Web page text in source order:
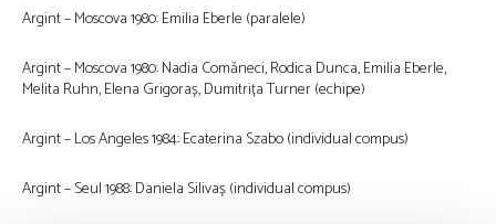
Argint – Moscova 1980: Emilia Eberle (paralele)
Argint – Moscova 1980: Nadia Comăneci, Rodica Dunca, Emilia Eberle,
Melita Ruhn, Elena Grigoraș, Dumitrița Turner (echipe)
Argint – Los Angeles 1984: Ecaterina Szabo (individual compus)
Argint – Seul 1988: Daniela Silivaș (individual compus)